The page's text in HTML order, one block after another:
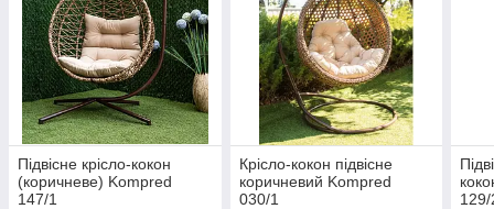
Підвісне крісло-кокон
(коричневе) Kompred
147/1
Крісло-кокон підвісне
коричневий Kompred
030/1
129/